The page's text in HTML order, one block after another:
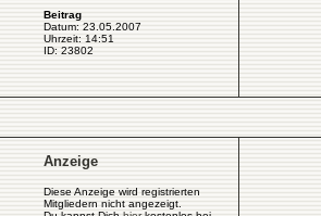
Beitrag
Datum: 23.05.2007
Uhrzeit: 14:51
ID: 23802
Anzeige
Diese Anzeige wird registrierten
Mitgliedern nicht angezeigt.